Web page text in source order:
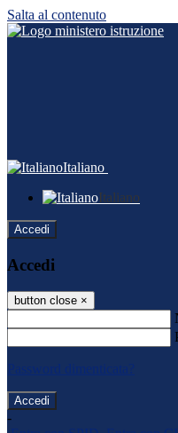
Salta al contenuto
Italiano
Italiano
Accedi
Accedi
button close ×
Password dimenticata?
-